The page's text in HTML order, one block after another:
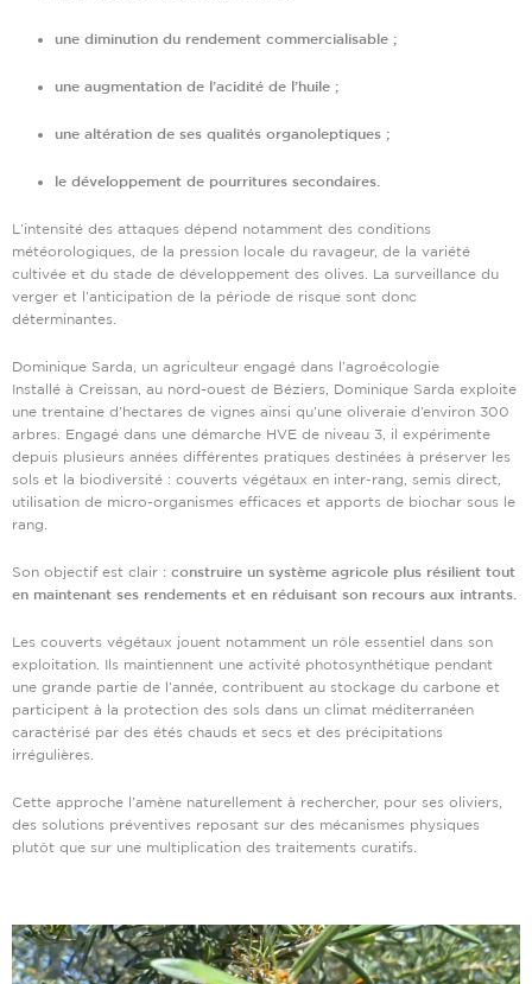
une diminution du rendement commercialisable ;
une augmentation de l’acidité de l’huile ;
une altération de ses qualités organoleptiques ;
le développement de pourritures secondaires.
L’intensité des attaques dépend notamment des conditions
météorologiques, de la pression locale du ravageur, de la variété
cultivée et du stade de développement des olives. La surveillance du
verger et l’anticipation de la période de risque sont donc
déterminantes.
Dominique Sarda, un agriculteur engagé dans l’agroécologie
Installé à Creissan, au nord-ouest de Béziers, Dominique Sarda exploite
une trentaine d’hectares de vignes ainsi qu’une oliveraie d’environ 300
arbres. Engagé dans une démarche HVE de niveau 3, il expérimente
depuis plusieurs années différentes pratiques destinées à préserver les
sols et la biodiversité : couverts végétaux en inter-rang, semis direct,
utilisation de micro-organismes efficaces et apports de biochar sous le
rang.
Son objectif est clair : construire un système agricole plus résilient tout
en maintenant ses rendements et en réduisant son recours aux intrants.
Les couverts végétaux jouent notamment un rôle essentiel dans son
exploitation. Ils maintiennent une activité photosynthétique pendant
une grande partie de l’année, contribuent au stockage du carbone et
participent à la protection des sols dans un climat méditerranéen
caractérisé par des étés chauds et secs et des précipitations
irrégulières.
Cette approche l’amène naturellement à rechercher, pour ses oliviers,
des solutions préventives reposant sur des mécanismes physiques
plutôt que sur une multiplication des traitements curatifs.